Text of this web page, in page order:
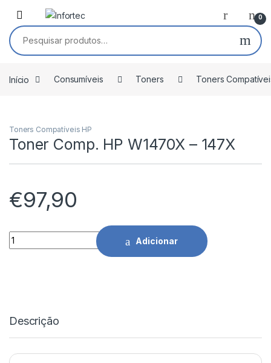
Saltar para navegação
Pular para o conteúdo
0
Pesquisar por:
Início Consumíveis Toners Toners
Toners Compatíveis HP
Toner Comp. HP W1470X – 147X
€97,90
Toner Comp. HP W1470X - 147X quantidade
Adicionar
Descrição